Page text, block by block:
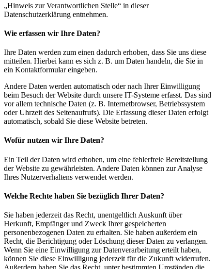
„Hinweis zur Verantwortlichen Stelle“ in dieser
Datenschutzerklärung entnehmen.
Wie erfassen wir Ihre Daten?
Ihre Daten werden zum einen dadurch erhoben, dass Sie uns diese
mitteilen. Hierbei kann es sich z. B. um Daten handeln, die Sie in
ein Kontaktformular eingeben.
Andere Daten werden automatisch oder nach Ihrer Einwilligung
beim Besuch der Website durch unsere IT-Systeme erfasst. Das sind
vor allem technische Daten (z. B. Internetbrowser, Betriebssystem
oder Uhrzeit des Seitenaufrufs). Die Erfassung dieser Daten erfolgt
automatisch, sobald Sie diese Website betreten.
Wofür nutzen wir Ihre Daten?
Ein Teil der Daten wird erhoben, um eine fehlerfreie Bereitstellung
der Website zu gewährleisten. Andere Daten können zur Analyse
Ihres Nutzerverhaltens verwendet werden.
Welche Rechte haben Sie bezüglich Ihrer Daten?
Sie haben jederzeit das Recht, unentgeltlich Auskunft über
Herkunft, Empfänger und Zweck Ihrer gespeicherten
personenbezogenen Daten zu erhalten. Sie haben außerdem ein
Recht, die Berichtigung oder Löschung dieser Daten zu verlangen.
Wenn Sie eine Einwilligung zur Datenverarbeitung erteilt haben,
können Sie diese Einwilligung jederzeit für die Zukunft widerrufen.